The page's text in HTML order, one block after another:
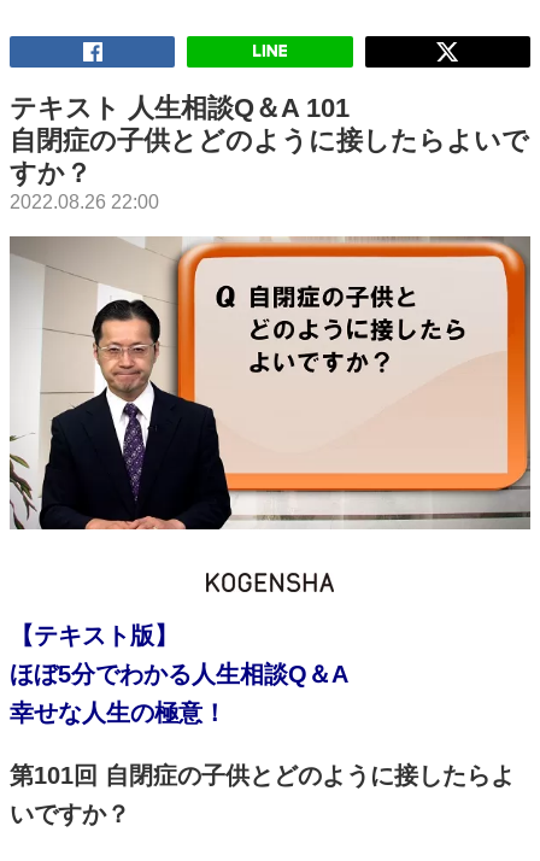
テキスト 人生相談Q＆A 101
自閉症の子供とどのように接したらよいで
すか？
2022.08.26 22:00
【テキスト版】
ほぼ5分でわかる人生相談Q＆A
幸せな人生の極意！
第101回 自閉症の子供とどのように接したらよ
いですか？